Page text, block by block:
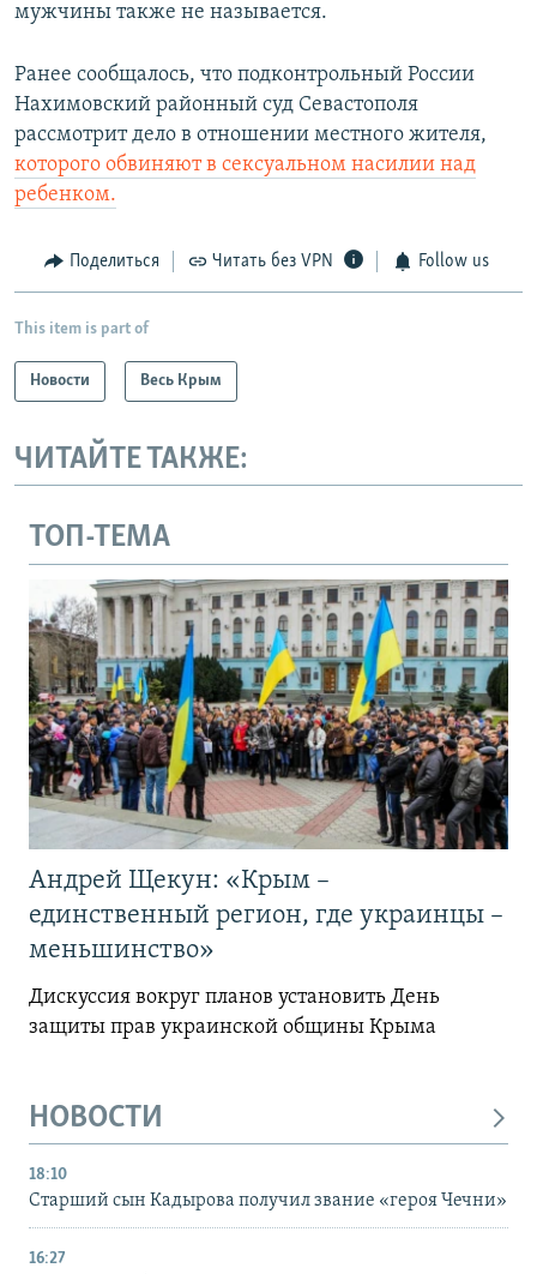
мужчины также не называется.
Ранее сообщалось, что подконтрольный России
Нахимовский районный суд Севастополя
рассмотрит дело в отношении местного жителя,
которого обвиняют в сексуальном насилии над
ребенком.
Поделиться Читать без VPN Follow us
This item is part of
Новости Весь Крым
ЧИТАЙТЕ ТАКЖЕ:
ТОП-ТЕМА
Андрей Щекун: «Крым –
единственный регион, где украинцы –
меньшинство»
Дискуссия вокруг планов установить День
защиты прав украинской общины Крыма
НОВОСТИ
18:10
Старший сын Кадырова получил звание «героя Чечни»
16:27